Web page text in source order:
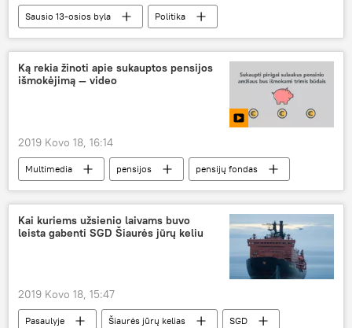
Sausio 13-osios byla
Politika
Sausio 13-osios byla
Rusija Lietuva
Ką rekia žinoti apie sukauptos pensijos
išmokėjimą — video
2019 Kovo 18, 16:14
Multimedia pensijos
pensijų fondas
pensijų reforma
pensijų kaupimas
Kai kuriems užsienio laivams buvo
leista gabenti SGD Šiaurės jūrų keliu
2019 Kovo 18, 15:47
Pasaulyje Šiaurės jūrų kelias
SGD